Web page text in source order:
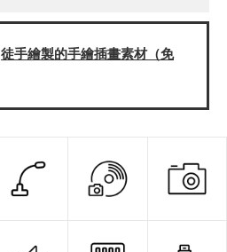
徒手繪製的手繪插畫素材（免